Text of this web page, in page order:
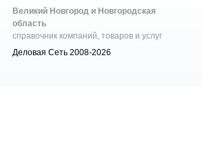
Великий Новгород и Новгородская
область
справочник компаний, товаров и услуг
Деловая Сеть 2008-2026